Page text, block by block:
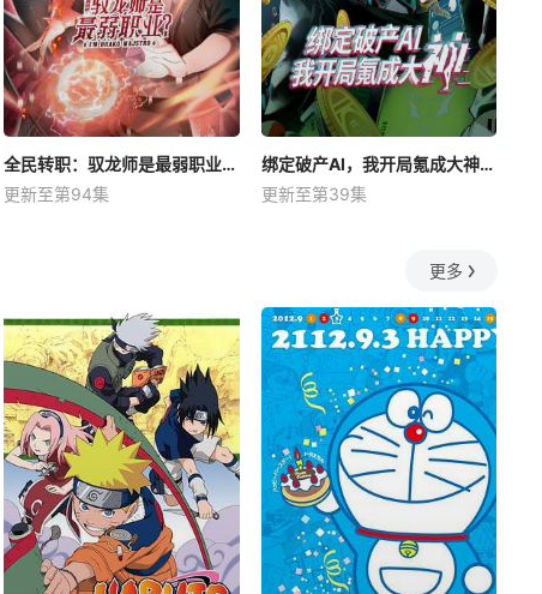
全民转职：驭龙师是最弱职业？动态漫
更新至第94集
绑定破产AI，我开局氪成大神动态漫
更新至第39集
更多